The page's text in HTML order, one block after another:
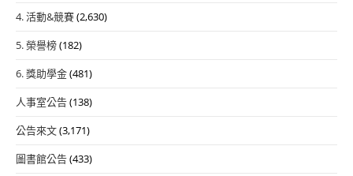
4. 活動&競賽(2,630)
5. 榮譽榜(182)
6. 獎助學金(481)
人事室公告(138)
公告來文(3,171)
圖書館公告(433)